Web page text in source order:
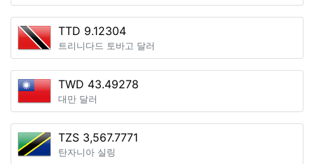
TTD 9.12304
트리니다드 토바고 달러
TWD 43.49278
대만 달러
TZS 3,567.7771
탄자니아 실링